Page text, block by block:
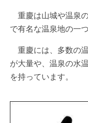
重慶は山城や温泉
で有名な温泉地の一つ
重慶には、多数の
が大量や、温泉の水
を持っています。